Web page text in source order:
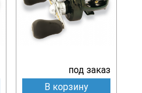
под заказ
В корзину